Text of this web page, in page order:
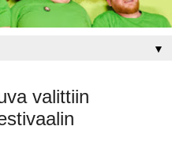
▼
valittiin